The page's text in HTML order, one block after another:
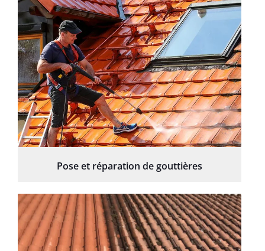
Pose et réparation de gouttières